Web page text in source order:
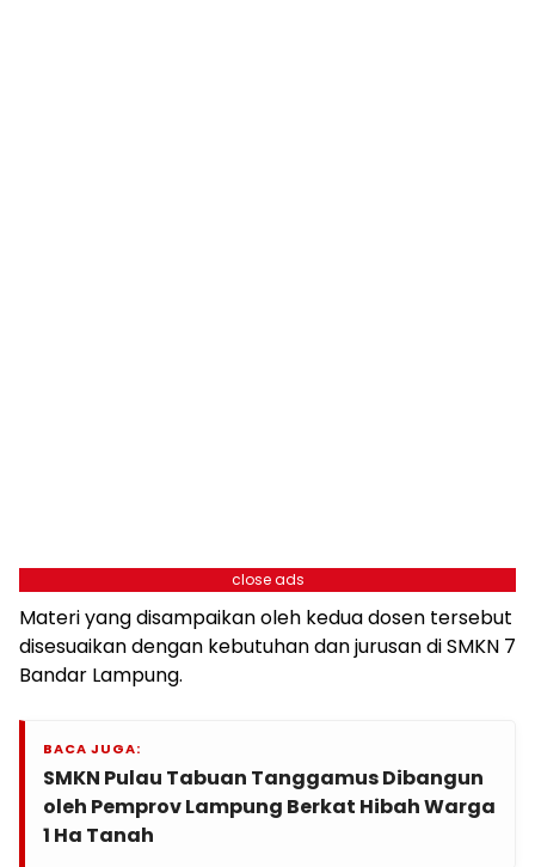
close ads
Materi yang disampaikan oleh kedua dosen tersebut
disesuaikan dengan kebutuhan dan jurusan di SMKN 7
Bandar Lampung.
BACA JUGA:
SMKN Pulau Tabuan Tanggamus Dibangun
oleh Pemprov Lampung Berkat Hibah Warga
1 Ha Tanah